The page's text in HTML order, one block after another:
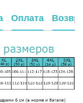
Оплата